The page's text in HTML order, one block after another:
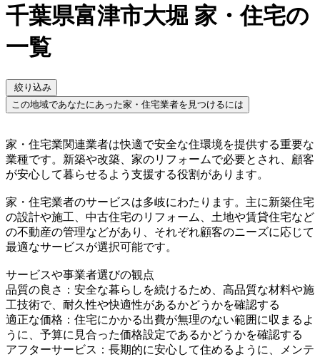
千葉県富津市大堀 家・住宅の
一覧
絞り込み
この地域であなたにあった家・住宅業者を見つけるには
家・住宅業関連業者は快適で安全な住環境を提供する重要な
業種です。新築や改築、家のリフォームで必要とされ、顧客
が安心して暮らせるよう支援する役割があります。
家・住宅業者のサービスは多岐にわたります。主に新築住宅
の設計や施工、中古住宅のリフォーム、土地や賃貸住宅など
の不動産の管理などがあり、それぞれ顧客のニーズに応じて
最適なサービスが選択可能です。
サービスや事業者選びの観点
品質の良さ：安全な暮らしを続けるため、高品質な材料や施
工技術で、耐久性や快適性があるかどうかを確認する
適正な価格：住宅にかかる出費が無理のない範囲に収まるよ
うに、予算に見合った価格設定であるかどうかを確認する
アフターサービス：長期的に安心して住めるように、メンテ